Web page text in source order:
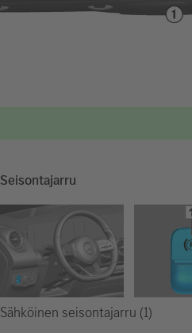
Seisontajarru
Sähköinen seisontajarru (1)